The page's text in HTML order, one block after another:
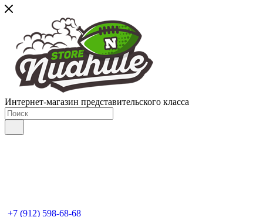
Интернет-магазин представительского класса
+7 (912) 598-68-68